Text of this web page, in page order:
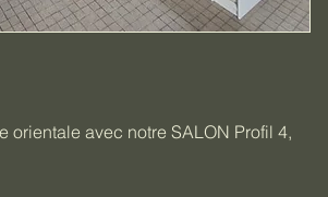
avec notre SALON Profil 4,